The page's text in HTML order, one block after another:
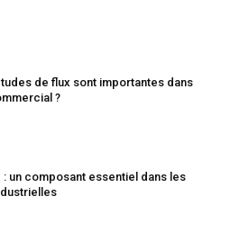
de flux sont importantes dans
?
: un composant essentiel dans les